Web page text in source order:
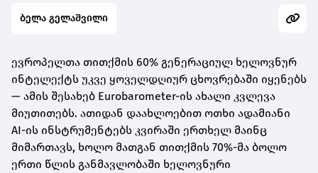
ბელა გელაშვილი
ევროპელთა თითქმის 60% გენერაციულ ხელოვნურ
ინტელექტს უკვე ყოველდღიურ ცხოვრებაში იყენებს
— ამის შესახებ Eurobarometer-ის ახალი კვლევა
მიუთითებს. ათიდან დაახლოებით ოთხი ადამიანი
AI-ის ინსტრუმენტებს კვირაში ერთხელ მაინც
მიმართავს, ხოლო მათგან თითქმის 70%-მა ბოლო
ერთი წლის განმავლობაში ხელოვნური